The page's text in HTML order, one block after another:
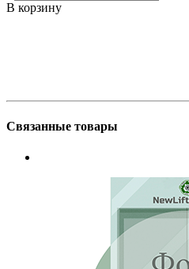
В корзину
Связанные товары